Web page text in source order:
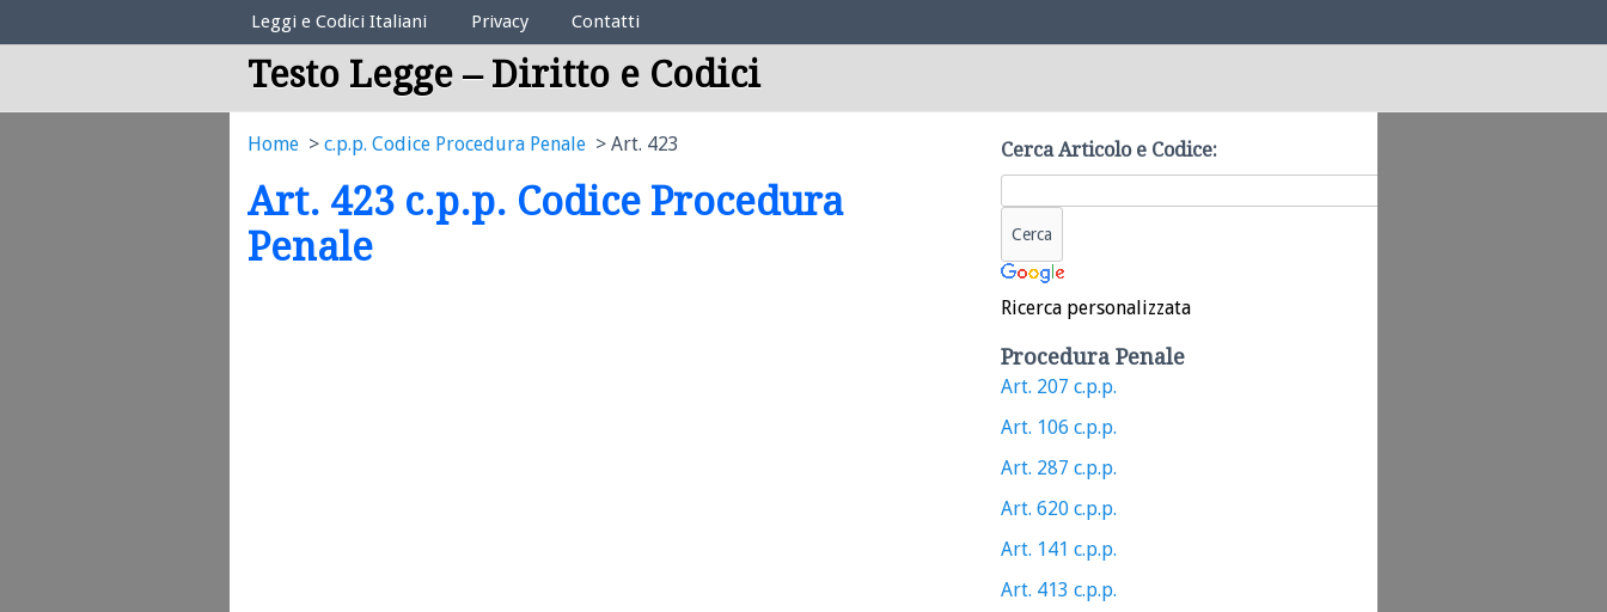
Elenco Codici Legali
Leggi e Codici Italiani Privacy Contatti
Testo Legge – Diritto e Codici
Home c.p.p. Codice Procedura Penale Art. 423
Art. 423 c.p.p. Codice Procedura
Penale
Cerca Articolo e Codice:
Ricerca personalizzata
Procedura Penale
Art. 207 c.p.p.
Art. 106 c.p.p.
Art. 287 c.p.p.
Art. 620 c.p.p.
Art. 141 c.p.p.
Art. 413 c.p.p.